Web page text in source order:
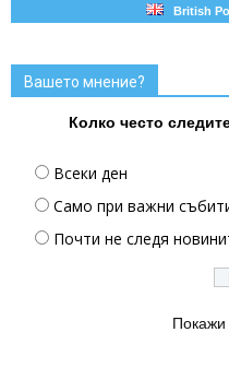
British
Вашето мнение?
Колко често
Всеки ден
Само при важни
Почти не следя
Покажи